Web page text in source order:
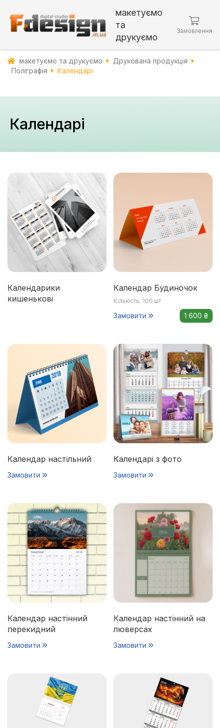
макетуємо
та
друкуємо
Замовлення
макетуємо та друкуємо
Друкована продукція
Поліграфія
Календарі
Календарі
Календарики
кишенькові
Календар Будиночок
Кількість: 100 шт
Замовити 1 600 ₴
Календар настільний
Замовити
Календарі з фото
Замовити
Календар настінний
перекидний
Замовити
Календар настінний на
люверсах
Замовити